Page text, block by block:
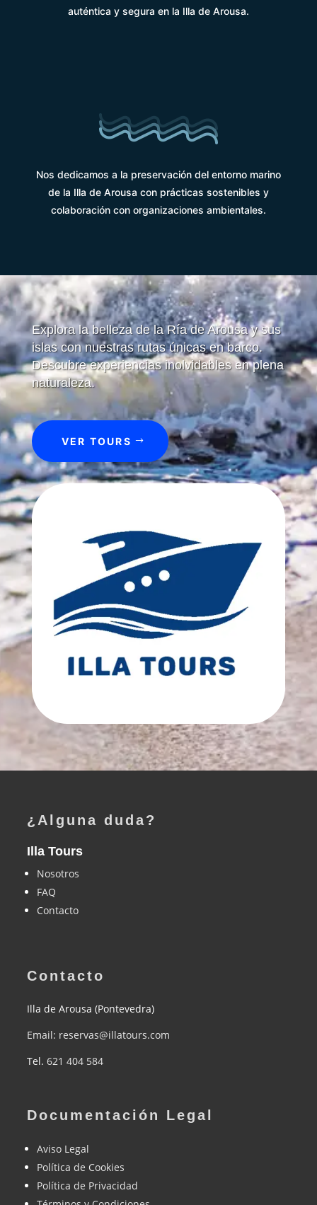
auténtica y segura en la Illa de Arousa.
Nos dedicamos a la preservación del entorno marino
de la Illa de Arousa con prácticas sostenibles y
colaboración con organizaciones ambientales.
Explora la belleza de la Ría de Arousa y sus
islas con nuestras rutas únicas en barco.
Descubre experiencias inolvidables en plena
naturaleza.
VER TOURS
¿Alguna duda?
Illa Tours
Nosotros
FAQ
Contacto
Contacto
Illa de Arousa (Pontevedra)
Email: reservas@illatours.com
Tel. 621 404 584
Documentación Legal
Aviso Legal
Política de Cookies
Política de Privacidad